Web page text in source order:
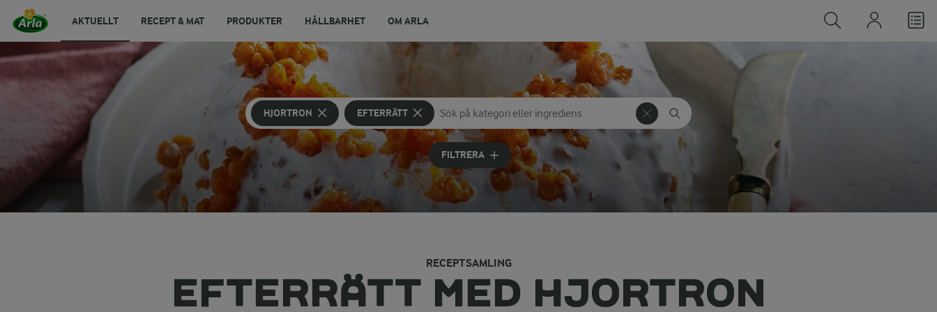
AKTUELLT RECEPT & MAT PRODUKTER HÅLLBARHET OM ARLA
HJORTRON EFTERRÄTT
Sök på kategori eller ingrediens
Skriv in sökord för att få förslag
FILTRERA
RECEPTSAMLING
EFTERRÄTT MED HJORTRON